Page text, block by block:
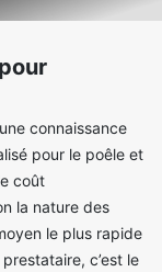
connaissance
pour le poêle et
coût
la nature des
le plus rapide
c’est le